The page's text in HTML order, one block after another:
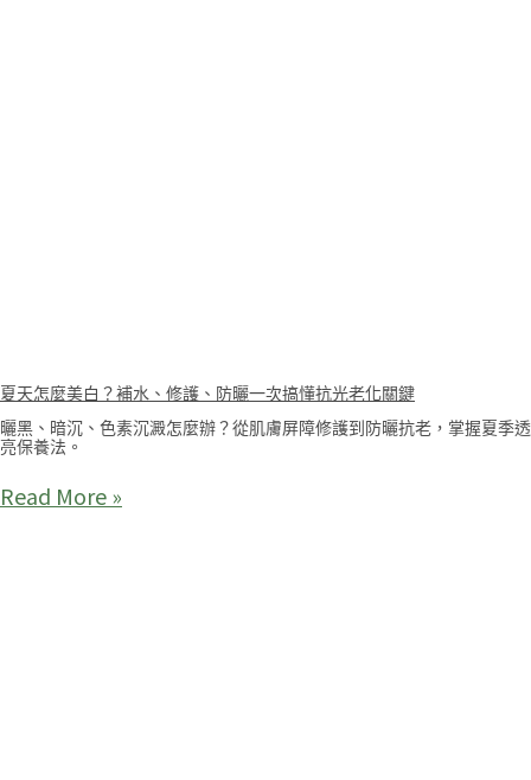
夏天怎麼美白？補水、修護、防曬一次搞懂抗光老化關鍵
曬黑、暗沉、色素沉澱怎麼辦？從肌膚屏障修護到防曬抗老，掌握夏季透
亮保養法。
Read More »